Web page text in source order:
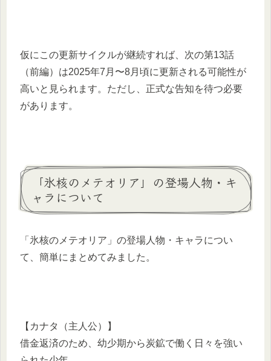
仮にこの更新サイクルが継続すれば、次の第13話
（前編）は2025年7月〜8月頃に更新される可能性が
高いと見られます。ただし、正式な告知を待つ必要
があります。
「氷核のメテオリア」の登場人物・キ
ャラについて
「氷核のメテオリア」の登場人物・キャラについ
て、簡単にまとめてみました。
【カナタ（主人公）】
借金返済のため、幼少期から炭鉱で働く日々を強い